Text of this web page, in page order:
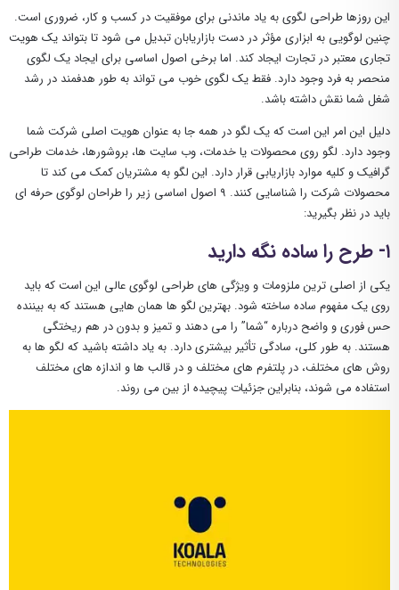
این روزها طراحی لگوی به یاد ماندنی برای موفقیت در کسب و کار، ضروری است.
چنین لوگویی به ابزاری مؤثر در دست بازاریابان تبدیل می شود تا بتواند یک هویت
تجاری معتبر در تجارت ایجاد کند. اما برخی اصول اساسی برای ایجاد یک لگوی
منحصر به فرد وجود دارد. فقط یک لگوی خوب می تواند به طور هدفمند در رشد
شغل شما نقش داشته باشد.
دلیل این امر این است که یک لگو در همه جا به عنوان هویت اصلی شرکت شما
وجود دارد. لگو روی محصولات یا خدمات، وب سایت ها، بروشورها، خدمات طراحی
گرافیک و کلیه موارد بازاریابی قرار دارد. این لگو به مشتریان کمک می کند تا
محصولات شرکت را شناسایی کنند. ۹ اصول اساسی زیر را طراحان لوگوی حرفه ای
باید در نظر بگیرید:
۱- طرح را ساده نگه دارید
یکی از اصلی ترین ملزومات و ویژگی های طراحی لوگوی عالی این است که باید
روی یک مفهوم ساده ساخته شود. بهترین لگو ها همان هایی هستند که به بیننده
حس فوری و واضح درباره “شما” را می دهند و تمیز و بدون در هم ریختگی
هستند. به طور کلی، سادگی تأثیر بیشتری دارد. به یاد داشته باشید که لگو ها به
روش های مختلف، در پلتفرم های مختلف و در قالب ها و اندازه های مختلف
استفاده می شوند، بنابراین جزئیات پیچیده از بین می روند.